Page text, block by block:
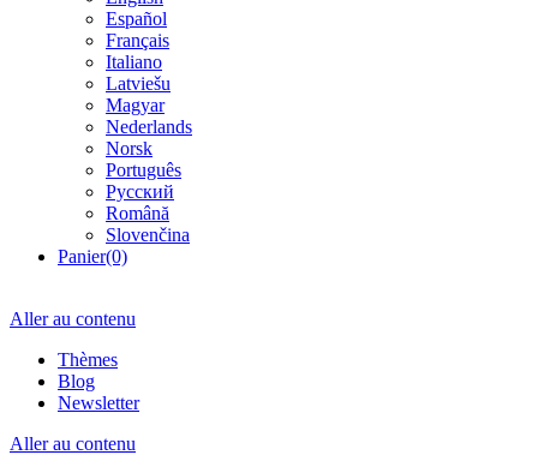
Español
Français
Italiano
Latviešu
Magyar
Nederlands
Norsk
Português
Русский
Română
Slovenčina
Panier(0)
Aller au contenu
Thèmes
Blog
Newsletter
Aller au contenu